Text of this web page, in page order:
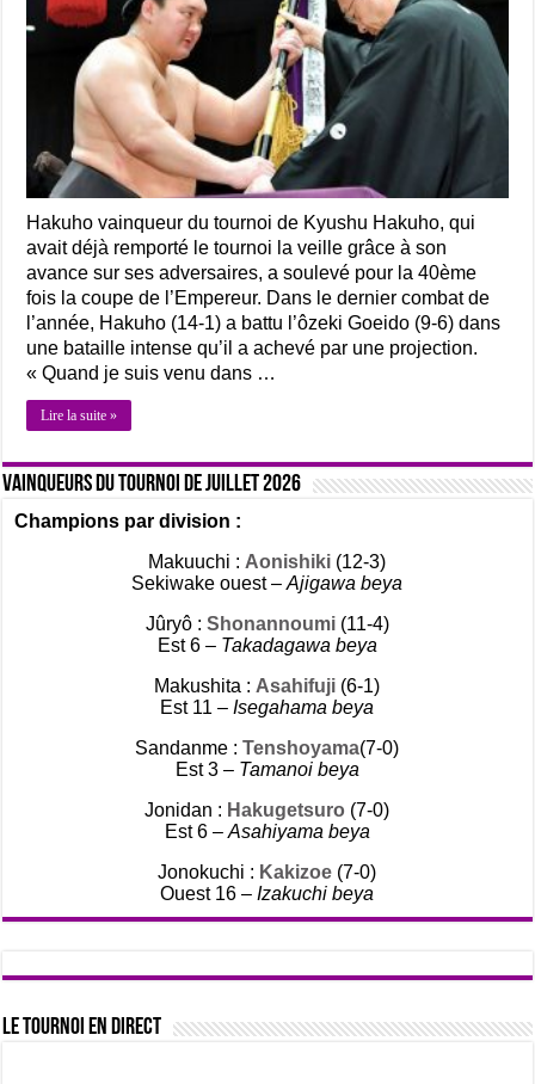
Hakuho vainqueur du tournoi de Kyushu Hakuho, qui
avait déjà remporté le tournoi la veille grâce à son
avance sur ses adversaires, a soulevé pour la 40ème
fois la coupe de l’Empereur. Dans le dernier combat de
l’année, Hakuho (14-1) a battu l’ôzeki Goeido (9-6) dans
une bataille intense qu’il a achevé par une projection.
« Quand je suis venu dans …
Lire la suite »
Vainqueurs du tournoi de Juillet 2026
Champions par division :
Makuuchi : Aonishiki (12-3)
Sekiwake ouest –Ajigawa beya
Jûryô : Shonannoumi (11-4)
Est 6 – Takadagawa beya
Makushita : Asahifuji (6-1)
Est 11 –Isegahama beya
Sandanme :Tenshoyama(7-0)
Est 3 – Tamanoi beya
Jonidan : Hakugetsuro (7-0)
Est 6 – Asahiyama beya
Jonokuchi : Kakizoe (7-0)
Ouest 16 –Izakuchi beya
Le tournoi en direct